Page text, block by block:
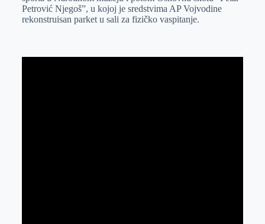
Petrović Njegoš”, u kojoj je sredstvima AP Vojvodine
rekonstruisan parket u sali za fizičko vaspitanje.